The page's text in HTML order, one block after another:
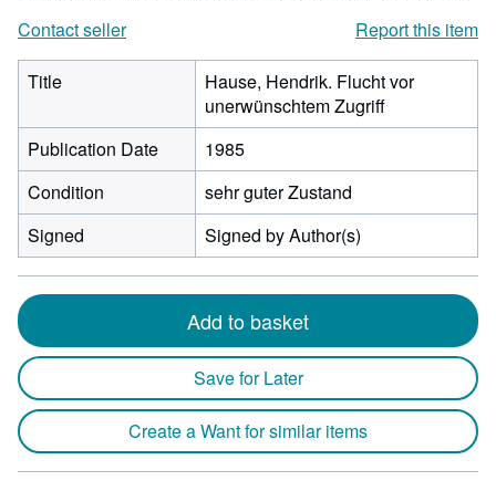
Contact seller
Report this item
Title
Hause, Hendrik. Flucht vor
unerwünschtem Zugriff
Publication Date
1985
Condition
sehr guter Zustand
Signed
Signed by Author(s)
Add to basket
Save for Later
Create a Want for similar items